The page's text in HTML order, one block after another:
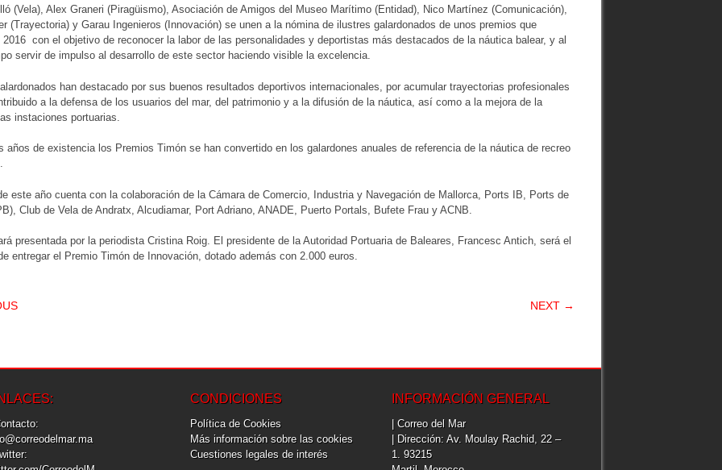
(Vela), Alex Graneri (Piragüismo), Asociación de Amigos del Museo Marítimo (Entidad), Nico Martínez (Comunicación),
(Trayectoria) y Garau Ingenieros (Innovación) se unen a la nómina de ilustres galardonados de unos premios que
2016 con el objetivo de reconocer la labor de las personalidades y deportistas más destacados de la náutica balear, y al
servir de impulso al desarrollo de este sector haciendo visible la excelencia.
han destacado por sus buenos resultados deportivos internacionales, por acumular trayectorias profesionales
a la defensa de los usuarios del mar, del patrimonio y a la difusión de la náutica, así como a la mejora de la
instaciones portuarias.
años de existencia los Premios Timón se han convertido en los galardones anuales de referencia de la náutica de recreo
este año cuenta con la colaboración de la Cámara de Comercio, Industria y Navegación de Mallorca, Ports IB, Ports de
Club de Vela de Andratx, Alcudiamar, Port Adriano, ANADE, Puerto Portals, Bufete Frau y ACNB.
presentada por la periodista Cristina Roig. El presidente de la Autoridad Portuaria de Baleares, Francesc Antich, será el
entregar el Premio Timón de Innovación, dotado además con 2.000 euros.
NAVIGATION NEXT →
CONDICIONES
Política de Cookies
Más información sobre las cookies
Cuestiones legales de interés
INFORMACIÓN GENERAL
| Correo del Mar
| Dirección: Av. Moulay Rachid, 22 –
1. 93215